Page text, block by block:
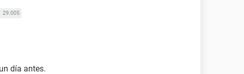
29.005
día antes.